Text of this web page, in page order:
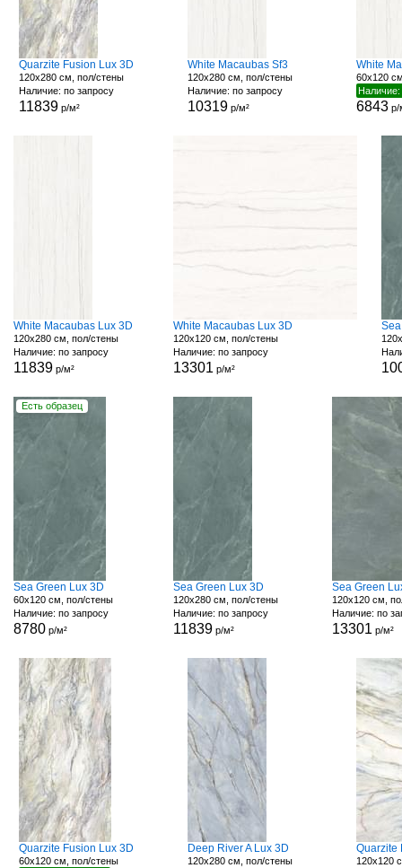
Quarzite Fusion Lux 3D
120x280 см, пол/стены
Наличие: по запросу
11839р/м²
White Macaubas Sf3
120x280 см, пол/стены
Наличие: по запросу
10319 р/м²
White
60x120
6843 р/
White Macaubas Lux 3D
120x280 см, пол/стены
Наличие: по запросу
11839 р/м²
White Macaubas Lux 3D
120x120 см, пол/стены
Наличие: по запросу
13301 р/м²
Есть образец
Sea Green Lux 3D
60x120 см, пол/стены
Наличие: по запросу
8780 р/м²
Sea Green Lux 3D
120x280 см, пол/стены
Наличие: по запросу
11839р/м²
Sea Green
120x120 см,
Наличие: по
13301 р/м²
Quarzite Fusion Lux 3D
60x120 см, пол/стены
Deep River A Lux 3D
120x280 см, пол/стены
Quarzite
120x120